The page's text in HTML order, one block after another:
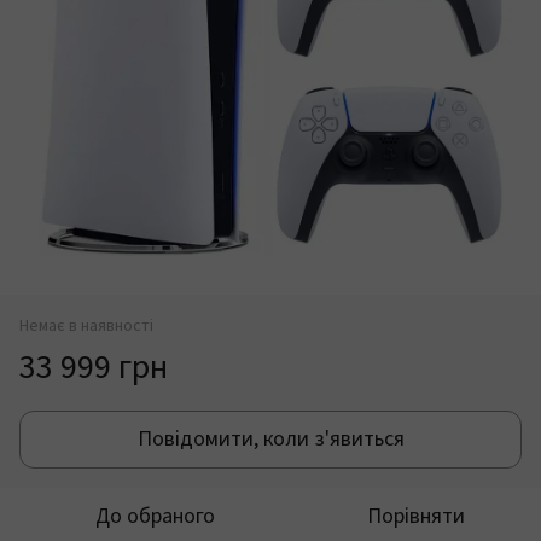
Немає в наявності
33 999 грн
Повідомити, коли з'явиться
До обраного Порівняти